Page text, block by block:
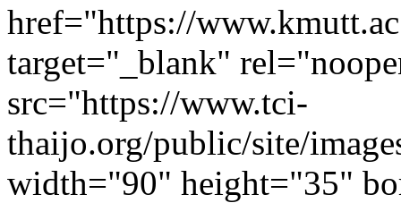
href="https://
target="_blank"
src="https://www.tci-
thaijo.org/public/site/
width="90" height="35"